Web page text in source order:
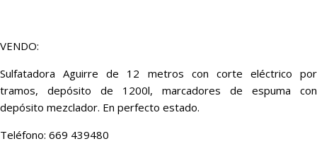
VENDO:
Sulfatadora Aguirre de 12 metros con corte eléctrico por
tramos, depósito de 1200l, marcadores de espuma con
depósito mezclador. En perfecto estado.
Teléfono: 669 439480